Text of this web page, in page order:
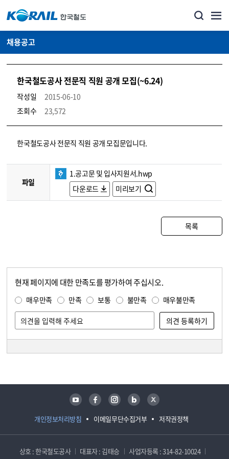
채용공고
한국철도공사 전문직 직원 공개 모집(~6.24)
작성일
2015-06-10
조회수
23,572
코레일소개_경영공시_채용공고 상세보기 – 내용, 파일, 담당자 연락처로 구성
한국철도공사 전문직 직원 공개 모집문입니다.
파일
1.공고문 및 입사지원서.hwp
다운로드
미리보기
목록
현재 페이지에 대한 만족도를 평가하여 주십시오.
매우만족 만족 보통 불만족 매우불만족
개인정보처리방침 이메일무단수집거부 저작권정책
유튜브 페이스북 인스타그램 블로그 트위터
상호 : 한국철도공사 대표자 : 김태승
사업자등록 : 314-82-10024